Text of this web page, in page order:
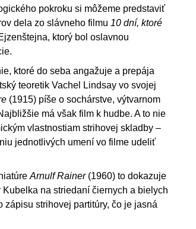
pokroku si môžeme predstaviť
dela zo slávneho filmu 10 dní, ktoré
ktorý bol oslavnou
ktoré do seba angažuje a prepája
teoretik Vachel Lindsay vo svojej
(1915) píše o sochárstve, výtvarnom
má však film k hudbe. A to nie
vlastnostiam strihovej skladby –
jednotlivých umení vo filme udeliť
Arnulf Rainer (1960) to dokazuje
na striedaní čiernych a bielych
strihovej partitúry, čo je jasná